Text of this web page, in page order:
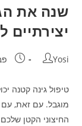
יצירתיים
Yosi
טיפול גינה קטנה
מוגבל. עם זאת, עם
החיצוני הקטן שלכם